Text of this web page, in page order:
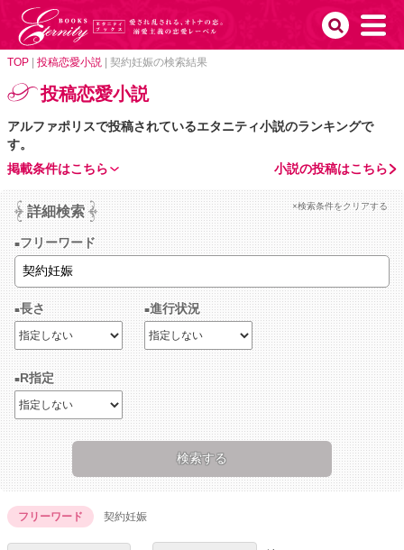
TOP 投稿恋愛小説 契約妊娠の検索結果
投稿恋愛小説
アルファポリスで投稿されているエタニティ小説のランキングで
す。
小説の投稿はこちら
掲載条件はこちら
詳細検索 ×検索条件をクリアする
フリーワード
長さ 進行状況
R指定
フリーワード 契約妊娠